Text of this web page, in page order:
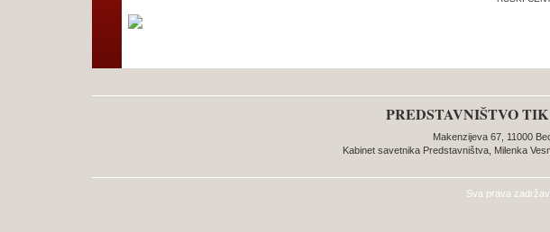
PREDSTAVNIŠTVO
Makenzijeva 67, 11000
Kabinet savetnika Predstavništva, Milenka
Sva prava